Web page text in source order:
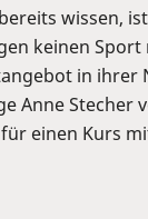
wissen,
keinen
in ihrer
Anne Stecher
einen Kurs